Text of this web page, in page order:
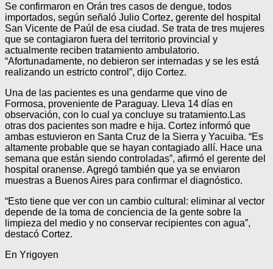
Se confirmaron en Orán tres casos de dengue, todos
importados, según señaló Julio Cortez, gerente del hospital
San Vicente de Paúl de esa ciudad. Se trata de tres mujeres
que se contagiaron fuera del territorio provincial y
actualmente reciben tratamiento ambulatorio.
“Afortunadamente, no debieron ser internadas y se les está
realizando un estricto control”, dijo Cortez.
Una de las pacientes es una gendarme que vino de
Formosa, proveniente de Paraguay. Lleva 14 días en
observación, con lo cual ya concluye su tratamiento.Las
otras dos pacientes son madre e hija. Cortez informó que
ambas estuvieron en Santa Cruz de la Sierra y Yacuiba. “Es
altamente probable que se hayan contagiado allí. Hace una
semana que están siendo controladas”, afirmó el gerente del
hospital oranense. Agregó también que ya se enviaron
muestras a Buenos Aires para confirmar el diagnóstico.
“Esto tiene que ver con un cambio cultural: eliminar al vector
depende de la toma de conciencia de la gente sobre la
limpieza del medio y no conservar recipientes con agua”,
destacó Cortez.
En Yrigoyen